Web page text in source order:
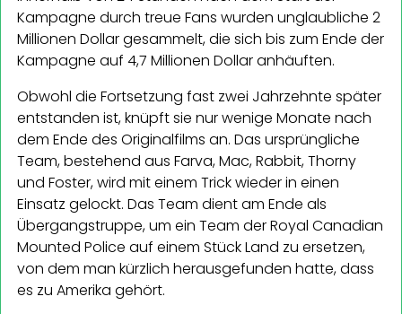
Kampagne durch treue Fans wurden unglaubliche 2
Millionen Dollar gesammelt, die sich bis zum Ende der
Kampagne auf 4,7 Millionen Dollar anhäuften.
Obwohl die Fortsetzung fast zwei Jahrzehnte später
entstanden ist, knüpft sie nur wenige Monate nach
dem Ende des Originalfilms an. Das ursprüngliche
Team, bestehend aus Farva, Mac, Rabbit, Thorny
und Foster, wird mit einem Trick wieder in einen
Einsatz gelockt. Das Team dient am Ende als
Übergangstruppe, um ein Team der Royal Canadian
Mounted Police auf einem Stück Land zu ersetzen,
von dem man kürzlich herausgefunden hatte, dass
es zu Amerika gehört.